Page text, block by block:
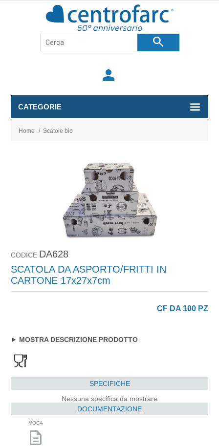
search
person
CATEGORIE
Home / Scatole bio
CODICE DA628
SCATOLA DA ASPORTO/FRITTI IN
CARTONE 17x27x7cm
CF DA 100 PZ
MOSTRA DESCRIZIONE PRODOTTO
SPECIFICHE
Nessuna specifica da mostrare
DOCUMENTAZIONE
MOCA
description